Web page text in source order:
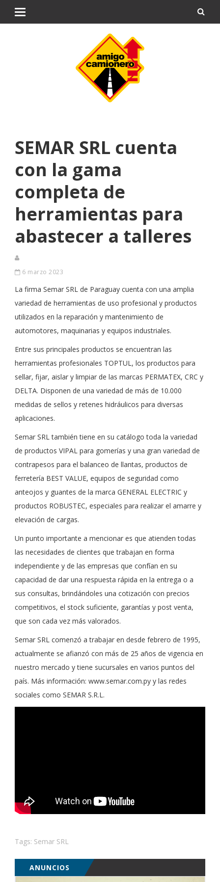
SEMAR SRL cuenta
con la gama
completa de
herramientas para
abastecer a talleres
6 marzo 2023
La firma Semar SRL de Paraguay cuenta con una amplia
variedad de herramientas de uso profesional y productos
utilizados en la reparación y mantenimiento de
automotores, maquinarias y equipos industriales.
Entre sus principales productos se encuentran las
herramientas profesionales TOPTUL, los productos para
sellar, fijar, aislar y limpiar de las marcas PERMATEX, CRC y
DELTA. Disponen de una variedad de más de 10.000
medidas de sellos y retenes hidráulicos para diversas
aplicaciones.
Semar SRL también tiene en su catálogo toda la variedad
de productos VIPAL para gomerías y una gran variedad de
contrapesos para el balanceo de llantas, productos de
ferretería BEST VALUE, equipos de seguridad como
anteojos y guantes de la marca GENERAL ELECTRIC y
productos ROBUSTEC, especiales para realizar el amarre y
elevación de cargas.
Un punto importante a mencionar es que atienden todas
las necesidades de clientes que trabajan en forma
independiente y de las empresas que confían en su
capacidad de dar una respuesta rápida en la entrega o a
sus consultas, brindándoles una cotización con precios
competitivos, el stock suficiente, garantías y post venta,
que son cada vez más valorados.
Semar SRL comenzó a trabajar en desde febrero de 1995,
actualmente se afianzó con más de 25 años de vigencia en
nuestro mercado y tiene sucursales en varios puntos del
país. Más información: www.semar.com.py y las redes
sociales como SEMAR S.R.L.
Tags: Semar SRL
ANUNCIOS